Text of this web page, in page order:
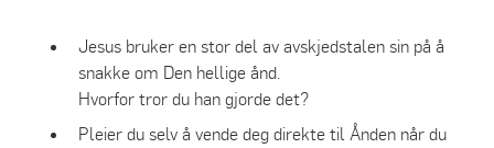
Jesus bruker en stor del av avskjedstalen sin på å
snakke om Den hellige ånd.
Hvorfor tror du han gjorde det?
Pleier du selv å vende deg direkte til Ånden når du